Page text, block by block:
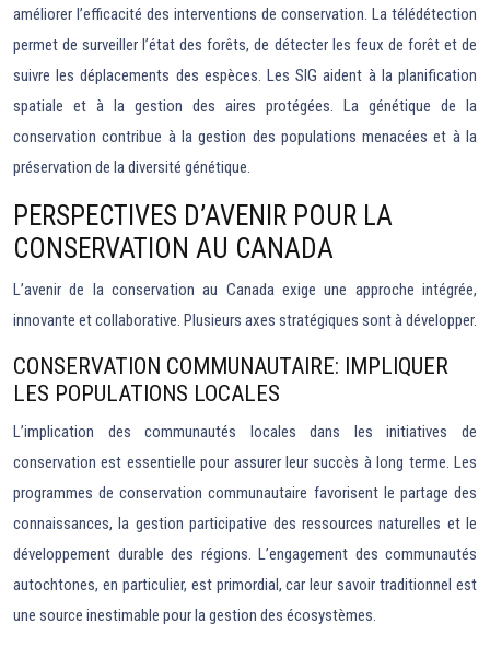
améliorer l’efficacité des interventions de conservation. La télédétection
permet de surveiller l’état des forêts, de détecter les feux de forêt et de
suivre les déplacements des espèces. Les SIG aident à la planification
spatiale et à la gestion des aires protégées. La génétique de la
conservation contribue à la gestion des populations menacées et à la
préservation de la diversité génétique.
PERSPECTIVES D’AVENIR POUR LA
CONSERVATION AU CANADA
L’avenir de la conservation au Canada exige une approche intégrée,
innovante et collaborative. Plusieurs axes stratégiques sont à développer.
CONSERVATION COMMUNAUTAIRE: IMPLIQUER
LES POPULATIONS LOCALES
L’implication des communautés locales dans les initiatives de
conservation est essentielle pour assurer leur succès à long terme. Les
programmes de conservation communautaire favorisent le partage des
connaissances, la gestion participative des ressources naturelles et le
développement durable des régions. L’engagement des communautés
autochtones, en particulier, est primordial, car leur savoir traditionnel est
une source inestimable pour la gestion des écosystèmes.